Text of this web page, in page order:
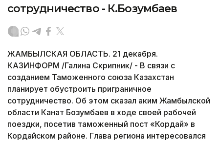
сотрудничество - К.Бозумбаев
ЖАМБЫЛСКАЯ ОБЛАСТЬ. 21 декабря.
КАЗИНФОРМ /Галина Скрипник/ - В связи с
созданием Таможенного союза Казахстан
планирует обустроить приграничное
сотрудничество. Об этом сказал аким Жамбылской
области Канат Бозумбаев в ходе своей рабочей
поездки, посетив таможенный пост «Кордай» в
Кордайском районе. Глава региона интересовался